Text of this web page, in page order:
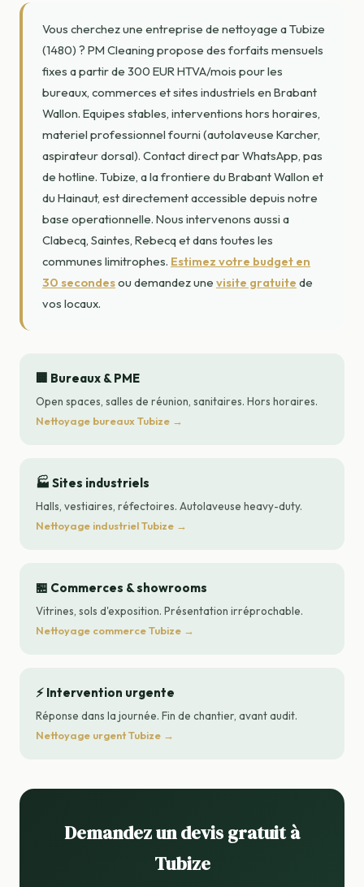
Vous cherchez une entreprise de nettoyage a Tubize
(1480) ? PM Cleaning propose des forfaits mensuels
fixes a partir de 300 EUR HTVA/mois pour les
bureaux, commerces et sites industriels en Brabant
Wallon. Equipes stables, interventions hors horaires,
materiel professionnel fourni (autolaveuse Karcher,
aspirateur dorsal). Contact direct par WhatsApp, pas
de hotline. Tubize, a la frontiere du Brabant Wallon et
du Hainaut, est directement accessible depuis notre
base operationnelle. Nous intervenons aussi a
Clabecq, Saintes, Rebecq et dans toutes les
communes limitrophes. Estimez votre budget en
30 secondesou demandez une visite gratuite de
vos locaux.
🏢 Bureaux & PME
Open spaces, salles de réunion, sanitaires. Hors horaires.
Nettoyage bureaux Tubize →
🏭 Sites industriels
Halls, vestiaires, réfectoires. Autolaveuse heavy-duty.
Nettoyage industriel Tubize →
🏪 Commerces & showrooms
Vitrines, sols d'exposition. Présentation irréprochable.
Nettoyage commerce Tubize →
⚡ Intervention urgente
Réponse dans la journée. Fin de chantier, avant audit.
Nettoyage urgent Tubize →
Demandez un devis gratuit à
Tubize